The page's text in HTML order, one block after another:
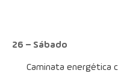
26 – Sábado
Caminata energética